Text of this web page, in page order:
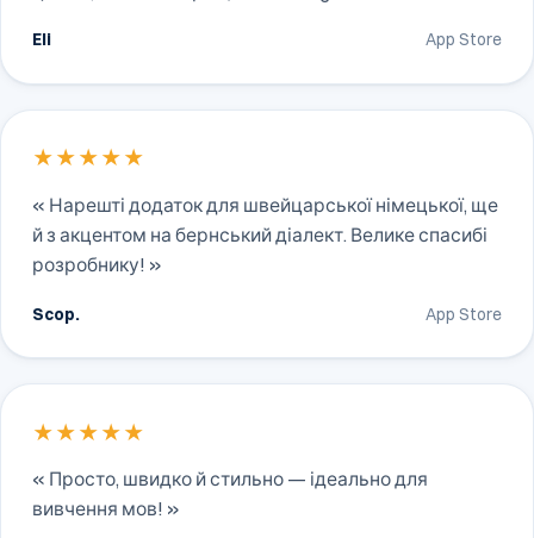
Eli App Store
★★★★★
« Нарешті додаток для швейцарської німецької, ще
й з акцентом на бернський діалект. Велике спасибі
розробнику! »
Scop. App Store
★★★★★
« Просто, швидко й стильно — ідеально для
вивчення мов! »